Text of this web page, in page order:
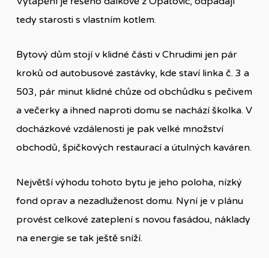
tedy starosti s vlastním kotlem.
Bytový dům stojí v klidné části v Chrudimi jen pár
kroků od autobusové zastávky, kde staví linka č. 3 a
503, pár minut klidné chůze od obchůdku s pečivem
a večerky a ihned naproti domu se nachází školka. V
docházkové vzdálenosti je pak velké množství
obchodů, špičkových restaurací a útulných kaváren.
Největší výhodu tohoto bytu je jeho poloha, nízký
fond oprav a nezadluženost domu. Nyní je v plánu
provést celkové zateplení s novou fasádou, náklady
na energie se tak ještě sníží.